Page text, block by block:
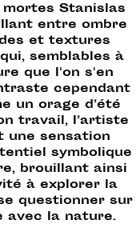
Stanislas
entre ombre
et textures
semblables à
que l'on s'en
cependant
un orage d’été
travail, l’artiste
une sensation
symbolique
brouillant ainsi
à explorer la
questionner sur
avec la nature.